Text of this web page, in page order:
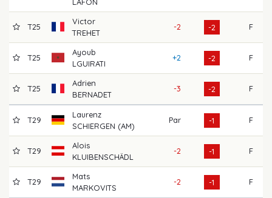
T25
Victor
TREHET
-2 -2 F
T25
Ayoub
LGUIRATI
+2 -2 F
T25
Adrien
BERNADET
-3 -2 F
T29
Laurenz
SCHIERGEN (AM)
Par -1 F
T29
Alois
KLUIBENSCHÄDL
-2 -1 F
T29
Mats
MARKOVITS
-2 -1 F